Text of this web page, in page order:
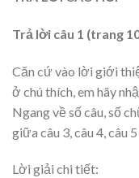
Trả lời câu 1 (trang
Căn cứ vào lời giới
ở chú thích, em hãy
Ngang về số câu, số
giữa câu 3, câu 4, câu
Lời giải chi tiết: